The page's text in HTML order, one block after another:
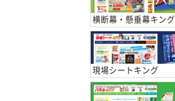
横断幕・懸垂幕キング
現場シートキング